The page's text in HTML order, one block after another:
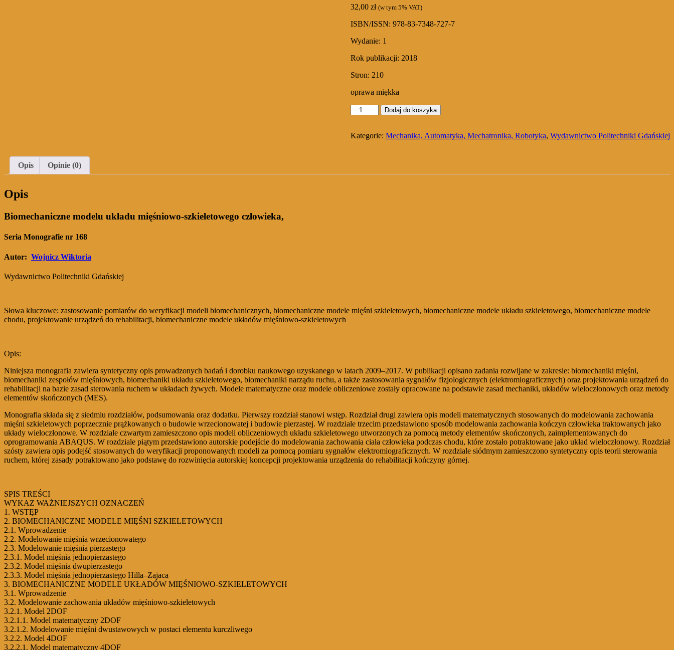
32,00 zł (w tym 5% VAT)
ISBN/ISSN: 978-83-7348-727-7
Wydanie: 1
Rok publikacji: 2018
Stron: 210
oprawa miękka
ilość
Biomechaniczne
układu
Dodaj do koszyka
Kategorie: Mechanika, Automatyka, Mechatronika, Robotyka, Wydawnictwo Politechniki Gdańskiej
Opis Opinie (0)
Opis
Biomechaniczne modelu układu mięśniowo-szkieletowego człowieka,
Seria Monografie nr 168
Autor: Wojnicz Wiktoria
Wydawnictwo Politechniki Gdańskiej
Słowa kluczowe: zastosowanie pomiarów do weryfikacji modeli biomechanicznych, biomechaniczne modele mięśni szkieletowych, biomechaniczne modele układu szkieletowego, biomechaniczne modele
chodu, projektowanie urządzeń do rehabilitacji, biomechaniczne modele układów mięśniowo-szkieletowych
Opis:
Niniejsza monografia zawiera syntetyczny opis prowadzonych badań i dorobku naukowego uzyskanego w latach 2009–2017. W publikacji opisano zadania rozwijane w zakresie: biomechaniki mięśni,
biomechaniki zespołów mięśniowych, biomechaniki układu szkieletowego, biomechaniki narządu ruchu, a także zastosowania sygnałów fizjologicznych (elektromiograficznych) oraz projektowania urządzeń do
rehabilitacji na bazie zasad sterowania ruchem w układach żywych. Modele matematyczne oraz modele obliczeniowe zostały opracowane na podstawie zasad mechaniki, układów wieloczłonowych oraz metody
elementów skończonych (MES).
Monografia składa się z siedmiu rozdziałów, podsumowania oraz dodatku. Pierwszy rozdział stanowi wstęp. Rozdział drugi zawiera opis modeli matematycznych stosowanych do modelowania zachowania
mięśni szkieletowych poprzecznie prążkowanych o budowie wrzecionowatej i budowie pierzastej. W rozdziale trzecim przedstawiono sposób modelowania zachowania kończyn człowieka traktowanych jako
układy wieloczłonowe. W rozdziale czwartym zamieszczono opis modeli obliczeniowych układu szkieletowego utworzonych za pomocą metody elementów skończonych, zaimplementowanych do
oprogramowania ABAQUS. W rozdziale piątym przedstawiono autorskie podejście do modelowania zachowania ciała człowieka podczas chodu, które zostało potraktowane jako układ wieloczłonowy. Rozdział
szósty zawiera opis podejść stosowanych do weryfikacji proponowanych modeli za pomocą pomiaru sygnałów elektromiograficznych. W rozdziale siódmym zamieszczono syntetyczny opis teorii sterowania
ruchem, której zasady potraktowano jako podstawę do rozwinięcia autorskiej koncepcji projektowania urządzenia do rehabilitacji kończyny górnej.
SPIS TREŚCI
WYKAZ WAŻNIEJSZYCH OZNACZEŃ
1. WSTĘP
2. BIOMECHANICZNE MODELE MIĘŚNI SZKIELETOWYCH
2.1. Wprowadzenie
2.2. Modelowanie mięśnia wrzecionowatego
2.3. Modelowanie mięśnia pierzastego
2.3.1. Model mięśnia jednopierzastego
2.3.2. Model mięśnia dwupierzastego
2.3.3. Model mięśnia jednopierzastego Hilla–Zajaca
3. BIOMECHANICZNE MODELE UKŁADÓW MIĘŚNIOWO-SZKIELETOWYCH
3.1. Wprowadzenie
3.2. Modelowanie zachowania układów mięśniowo-szkieletowych
3.2.1. Model 2DOF
3.2.1.1. Model matematyczny 2DOF
3.2.1.2. Modelowanie mięśni dwustawowych w postaci elementu kurczliwego
3.2.2. Model 4DOF
3.2.2.1. Model matematyczny 4DOF